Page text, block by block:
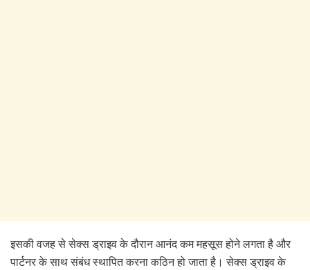
इसकी वजह से सेक्स ड्राइव के दौरान आनंद कम महसूस होने लगता है और
पार्टनर के साथ संबंध स्थापित करना कठिन हो जाता है। सेक्स ड्राइव के